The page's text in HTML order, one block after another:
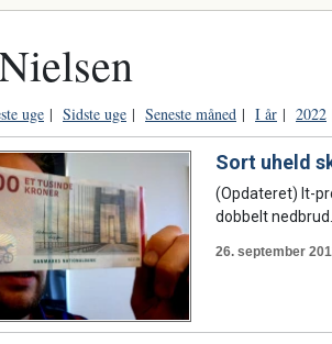
uge | Sidste uge | Seneste måned | I år | 2022
Sort uheld
(Opdateret) It-
dobbelt nedbrud.
26. september